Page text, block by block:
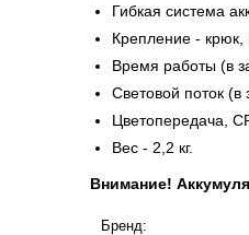
Гибкая система
Крепление - крюк,
Время работы (в
Световой поток
Цветопередача,
Вес - 2,2 кг.
Внимание!
Бренд: